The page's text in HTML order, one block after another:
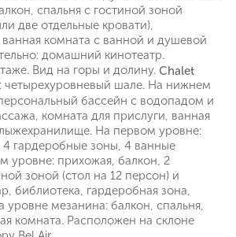
спальня с гостиной зоной
две отдельные кровати),
ванная комната с ванной и душевой
домашний кинотеатр.
Вид на горы и долину. Chalet
четырехуровневый шале. На нижнем
бассейн с водопадом и
комната для прислуги, ванная
На первом уровне:
4 гардеробные зоны, 4 ванные
уровне: прихожая, балкон, 2
зоной (стол на 12 персон) и
библиотека, гардеробная зона,
уровне мезанина: балкон, спальня,
комната. Расположен на склоне